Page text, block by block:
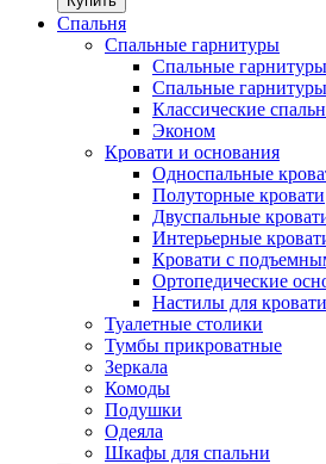
Спальня
Спальные гарнитуры
Спальные
Спальные
Классические
Эконом
Кровати и основания
Односпальные
Полуторные кровати
Двуспальные
Интерьерные
Кровати с
Ортопедические
Настилы для кровати
Туалетные столики
Тумбы прикроватные
Зеркала
Комоды
Подушки
Одеяла
Шкафы для спальни